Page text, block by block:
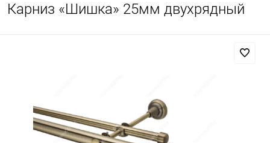
Карниз «Шишка» 25мм двухрядный